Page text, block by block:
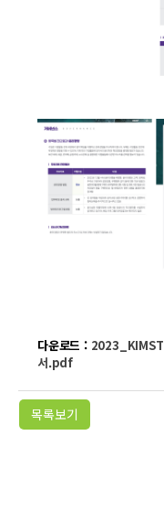
다운로드 :
서.pdf
목록보기